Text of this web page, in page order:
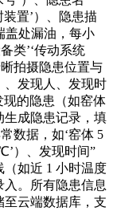
置’）、隐患描
盖处漏油，每小
类’‘传动系统
拍摄隐患位置与
、发现人、发现时
现的隐患（如窑体
生成隐患记录，填
数据，如‘窑体 5
）、发现时间”
如近 1 小时温度
。所有隐患信息
云端数据库，支